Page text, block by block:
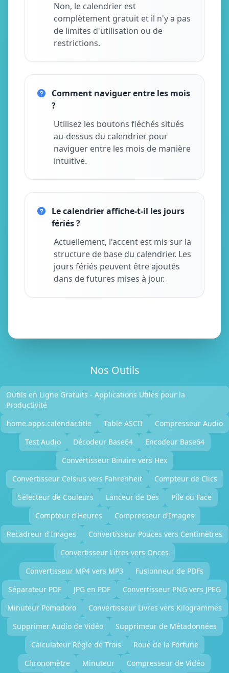
Non, le calendrier est
complètement gratuit et il n'y a pas
de limites d'utilisation ou de
restrictions.
Comment naviguer entre les mois
?
Utilisez les boutons fléchés situés
au-dessus du calendrier pour
naviguer entre les mois de manière
intuitive.
Le calendrier affiche-t-il les jours
fériés ?
Actuellement, l'accent est mis sur la
structure de base du calendrier. Les
jours fériés peuvent être ajoutés
dans de futures mises à jour.
Nos Outils
Outils en Ligne Gratuits - Applications Utiles pour la
Productivité
home.apps.calendar.title
Table ASCII
Compresseur Audio
Test Audio
Décodeur Base64
Encodeur Base64
Convertisseur Binaire vers Hex
Convertisseur Celsius vers Fahrenheit
Compteur de Clics
Sélecteur de Couleurs
Lanceur de Dés
Pile ou Face
Compteur d'Heures
Compresseur d'Images
Recadreur d'Images
Convertisseur Pouces vers Centimètres
Convertisseur Litres vers Onces
Convertisseur MP4 vers MP3
Fusionneur de PDFs
Séparateur PDF
JPG en PDF
Convertisseur PNG vers JPEG
Minuteur Pomodoro
Convertisseur Livres vers Kilogrammes
Supprimer Audio de Vidéo
Supprimeur de Métadonnées
Calculateur Règle de Trois
Roue de la Fortune
Chronomètre
Minuteur Compresseur de Vidéo